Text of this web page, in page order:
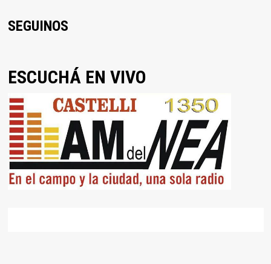
SEGUINOS
ESCUCHÁ EN VIVO